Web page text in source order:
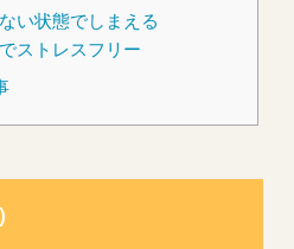
い状態でしまえる
ストレスフリー